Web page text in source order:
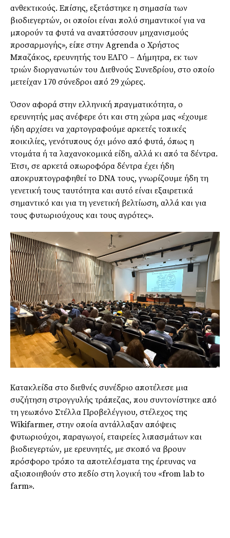
ανθεκτικούς. Επίσης, εξετάστηκε η σημασία των
βιοδιεγερτών, οι οποίοι είναι πολύ σημαντικοί για να
μπορούν τα φυτά να αναπτύσσουν μηχανισμούς
προσαρμογής», είπε στην Agrenda ο Χρήστος
Μπαζάκος, ερευνητής του ΕΛΓΟ – Δήμητρα, εκ των
τριών διοργανωτών του Διεθνούς Συνεδρίου, στο οποίο
μετείχαν 170 σύνεδροι από 29 χώρες.
Όσον αφορά στην ελληνική πραγματικότητα, ο
ερευνητής μας ανέφερε ότι και στη χώρα μας «έχουμε
ήδη αρχίσει να χαρτογραφούμε αρκετές τοπικές
ποικιλίες, γενότυπους όχι μόνο από φυτά, όπως η
ντομάτα ή τα λαχανοκομικά είδη, αλλά κι από τα δέντρα.
Έτσι, σε αρκετά οπωροφόρα δέντρα έχει ήδη
αποκρυπτογραφηθεί το DNA τους, γνωρίζουμε ήδη τη
γενετική τους ταυτότητα και αυτό είναι εξαιρετικά
σημαντικό και για τη γενετική βελτίωση, αλλά και για
τους φυτωριούχους και τους αγρότες».
Κατακλείδα στο διεθνές συνέδριο αποτέλεσε μια
συζήτηση στρογγυλής τράπεζας, που συντονίστηκε από
τη γεωπόνο Στέλλα Προβελέγγιου, στέλεχος της
Wikifarmer, στην οποία αντάλλαξαν απόψεις
φυτωριούχοι, παραγωγοί, εταιρείες λιπασμάτων και
βιοδιεγερτών, με ερευνητές, με σκοπό να βρουν
πρόσφορο τρόπο τα αποτελέσματα της έρευνας να
αξιοποιηθούν στο πεδίο στη λογική του «from lab to
farm».